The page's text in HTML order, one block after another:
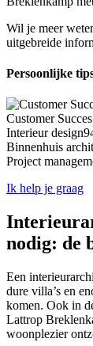
Wil je meer
uitgebreide
Persoonlijke
Customer
Interieur design
Binnenhuis
Project
Ik help je graag
nodig: de
Een
dure villa’s en
komen. Ook in
Lattrop
woonplezier